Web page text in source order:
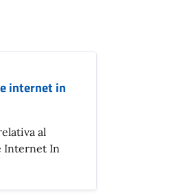
internet in
al
Internet In